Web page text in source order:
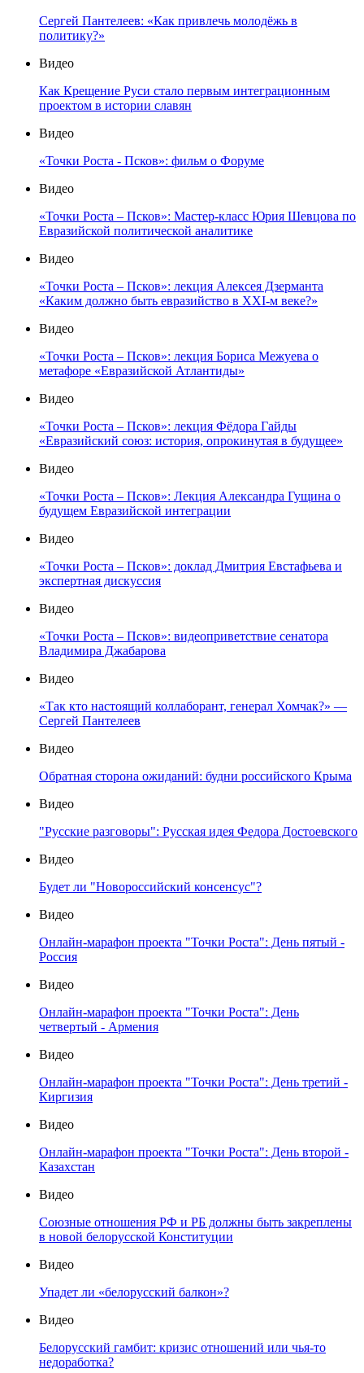
Сергей Пантелеев: «Как привлечь молодёжь в
политику?»
Видео
Как Крещение Руси стало первым интеграционным
проектом в истории славян
Видео
«Точки Роста - Псков»: фильм о Форуме
Видео
«Точки Роста – Псков»: Мастер-класс Юрия Шевцова по
Евразийской политической аналитике
Видео
«Точки Роста – Псков»: лекция Алексея Дзерманта
«Каким должно быть евразийство в XXI-м веке?»
Видео
«Точки Роста – Псков»: лекция Бориса Межуева о
метафоре «Евразийской Атлантиды»
Видео
«Точки Роста – Псков»: лекция Фёдора Гайды
«Евразийский союз: история, опрокинутая в будущее»
Видео
«Точки Роста – Псков»: Лекция Александра Гущина о
будущем Евразийской интеграции
Видео
«Точки Роста – Псков»: доклад Дмитрия Евстафьева и
экспертная дискуссия
Видео
«Точки Роста – Псков»: видеоприветствие сенатора
Владимира Джабарова
Видео
«Так кто настоящий коллаборант, генерал Хомчак?» —
Сергей Пантелеев
Видео
Обратная сторона ожиданий: будни российского Крыма
Видео
"Русские разговоры": Русская идея Федора Достоевского
Видео
Будет ли "Новороссийский консенсус"?
Видео
Онлайн-марафон проекта "Точки Роста": День пятый -
Россия
Видео
Онлайн-марафон проекта "Точки Роста": День
четвертый - Армения
Видео
Онлайн-марафон проекта "Точки Роста": День третий -
Киргизия
Видео
Онлайн-марафон проекта "Точки Роста": День второй -
Казахстан
Видео
Союзные отношения РФ и РБ должны быть закреплены
в новой белорусской Конституции
Видео
Упадет ли «белорусский балкон»?
Видео
Белорусский гамбит: кризис отношений или чья-то
недоработка?